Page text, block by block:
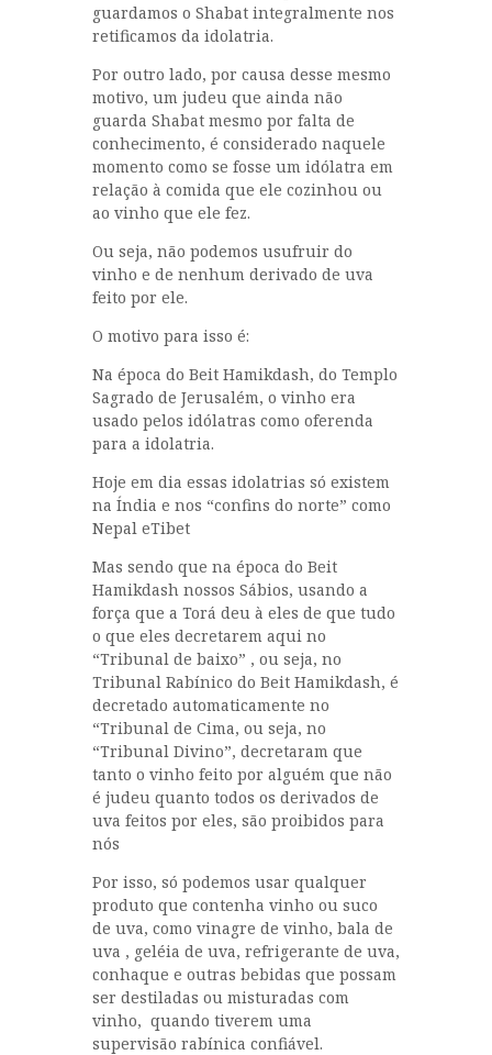
guardamos o Shabat integralmente nos
retificamos da idolatria.
Por outro lado, por causa desse mesmo
motivo, um judeu que ainda não
guarda Shabat mesmo por falta de
conhecimento, é considerado naquele
momento como se fosse um idólatra em
relação à comida que ele cozinhou ou
ao vinho que ele fez.
Ou seja, não podemos usufruir do
vinho e de nenhum derivado de uva
feito por ele.
O motivo para isso é:
Na época do Beit Hamikdash, do Templo
Sagrado de Jerusalém, o vinho era
usado pelos idólatras como oferenda
para a idolatria.
Hoje em dia essas idolatrias só existem
na Índia e nos “confins do norte” como
Nepal eTibet
Mas sendo que na época do Beit
Hamikdash nossos Sábios, usando a
força que a Torá deu à eles de que tudo
o que eles decretarem aqui no
“Tribunal de baixo” , ou seja, no
Tribunal Rabínico do Beit Hamikdash, é
decretado automaticamente no
“Tribunal de Cima, ou seja, no
“Tribunal Divino”, decretaram que
tanto o vinho feito por alguém que não
é judeu quanto todos os derivados de
uva feitos por eles, são proibidos para
nós
Por isso, só podemos usar qualquer
produto que contenha vinho ou suco
de uva, como vinagre de vinho, bala de
uva , geléia de uva, refrigerante de uva,
conhaque e outras bebidas que possam
ser destiladas ou misturadas com
vinho, quando tiverem uma
supervisão rabínica confiável.